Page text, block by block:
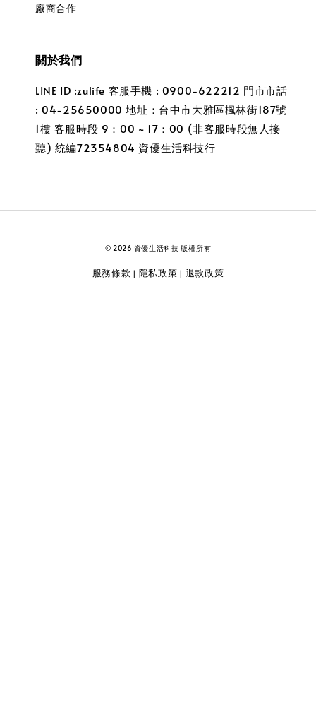
廠商合作
關於我們
LINE ID :zulife 客服手機 : 0900-622212 門市市話
: 04-25650000 地址：台中市大雅區楓林街187號
1樓 客服時段 9：00 ~ 17：00 (非客服時段無人接
聽) 統編72354804 資優生活科技行
© 2026 資優生活科技 版權所有
服務條款 | 隱私政策 | 退款政策